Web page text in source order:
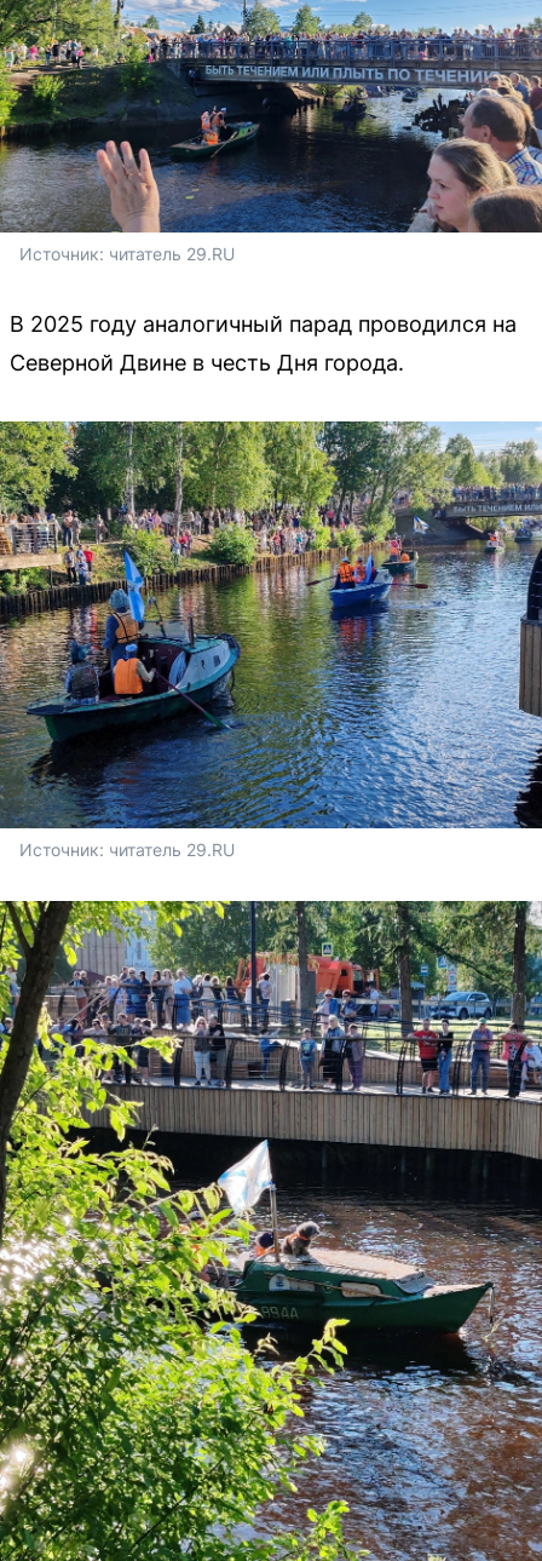
Источник: читатель 29.RU
В 2025 году аналогичный парад проводился на
Северной Двине в честь Дня города.
Источник: читатель 29.RU